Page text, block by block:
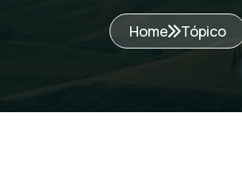
Home Tópico